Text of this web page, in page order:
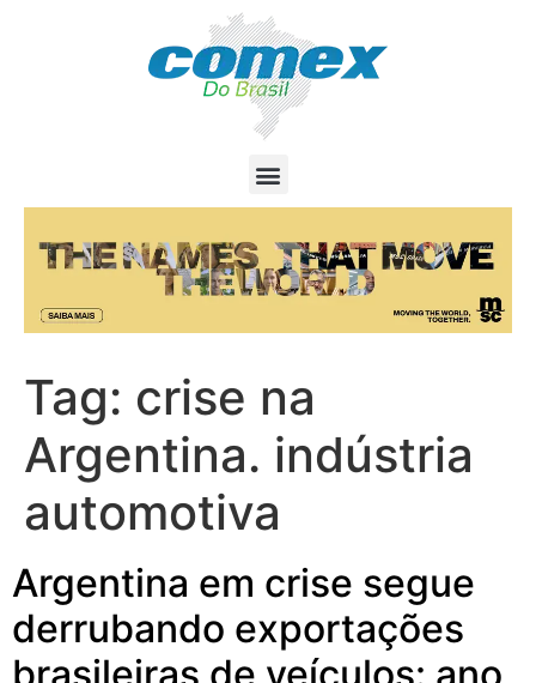
Tag: crise na
Argentina. indústria
automotiva
Argentina em crise segue
derrubando exportações